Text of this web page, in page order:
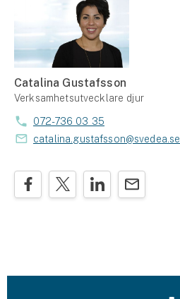
Catalina Gustafsson
Verksamhetsutvecklare djur
072-736 03 35
catalina.gustafsson@svedea.se